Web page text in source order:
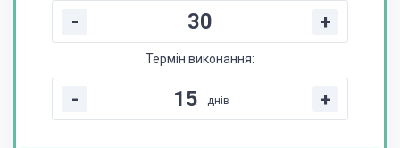
- +
Термін виконання:
- днів +